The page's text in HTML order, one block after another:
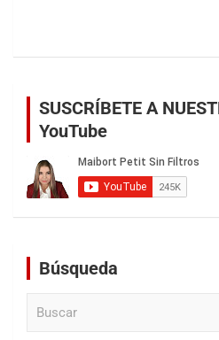
SUSCRÍBETE A
YouTube
Búsqueda